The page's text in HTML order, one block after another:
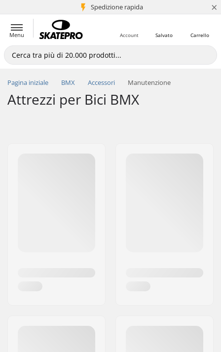
Spedizione rapida
+5 mln di clienti ×
Menu Carrello
Salvato
Account
Pagina iniziale BMX Accessori Manutenzione
Attrezzi per Bici BMX